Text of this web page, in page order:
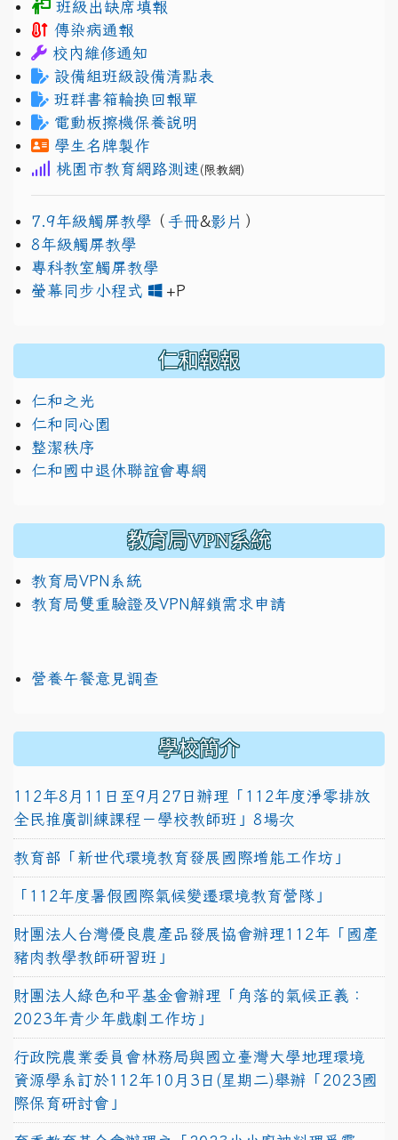
班級出缺席填報
傳染病通報
校內維修通知
設備組班級設備清點表
班群書箱輪換回報單
電動板擦機保養說明
學生名牌製作
桃園市教育網路測速 (限教網)
7.9年級觸屏教學 （ 手冊&影片 ）
8年級觸屏教學
專科教室觸屏教學
螢幕同步小程式
+P
仁和報報
仁和之光
仁和同心園
整潔秩序
仁和國中退休聯誼會專網
教育局VPN系統
教育局VPN系統
教育局雙重驗證及VPN解鎖需求申請
營養午餐意見調查
學校簡介
112年8月11日至9月27日辦理「112年度淨零排放
全民推廣訓練課程－學校教師班」8場次
教育部「新世代環境教育發展國際增能工作坊」
「112年度暑假國際氣候變遷環境教育營隊」
財團法人台灣優良農產品發展協會辦理112年「國產
豬肉教學教師研習班」
財團法人綠色和平基金會辦理「角落的氣候正義：
2023年青少年戲劇工作坊」
行政院農業委員會林務局與國立臺灣大學地理環境
資源學系訂於112年10月3日(星期二)舉辦「2023國
際保育研討會」